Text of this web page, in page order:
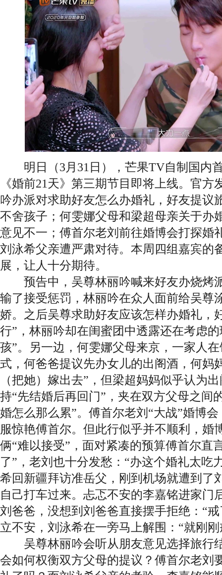
明日（3月31日），芒果TV自制国内
《婚前21天》第三期节目即将上线。官
吟办派对求助好友怎么办婚礼，好友提议
不舍孩子；何雯娜父母和梁超母亲关于办
意见不一；傅首尔老刘前往婚博会打探婚
刘泳希父亲遭严肃对待。本周四组嘉宾的
展，让人十分期待。
预告中，吴尊林丽吟喊来好友办烧烤
输了接受惩罚，林丽吟在众人面前给吴尊
娇。之后吴尊求助好友应该怎样办婚礼，
行”，林丽吟却在闺蜜团中透露还在考虑
孩”。另一边，何雯娜父母来京，一家人
式，何爸爸提议先办女儿的出阁酒，何妈
（把她）嫁出去”，但梁超妈妈似乎认为
持“先结婚后再回门”，夹在双方父母之间
婚怎么那么累”。傅首尔老刘“大战”婚博
服惊艳傅首尔。但此行似乎并不顺利，婚
俩“难以接受”，面对紧凑的预算傅首尔直
了”，老刘也十分发愁：“办这个婚礼太吃
希回新疆拜访准岳父，刚到机场就遭到了
自己打车过来。忐忑不安的李嘉铭进家门
刘爸爸，没想到刘爸爸直接摆手拒绝：“
立不安，刘泳希在一旁马上解围：“就刚
吴尊林丽吟会听从朋友意见选择旅行
会如何权衡双方父母的提议？傅首尔老刘